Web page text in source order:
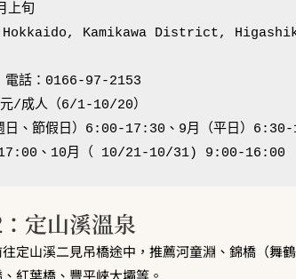
Hokkaido, Kamikawa District,
日、節假日）6:00-17:30、9月（平日）
、10月（ 10/21-10/31) 9:00-16:00
定山溪溫泉
定山溪二見吊橋途中，推薦河童淵、錦橋（舞
紅葉橋、豐平峽大壩等。